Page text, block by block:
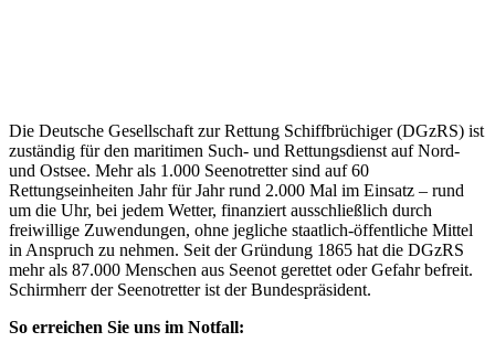
Die Deutsche Gesellschaft zur Rettung Schiffbrüchiger (DGzRS) ist
zuständig für den maritimen Such- und Rettungsdienst auf Nord-
und Ostsee. Mehr als 1.000 Seenotretter sind auf 60
Rettungseinheiten Jahr für Jahr rund 2.000 Mal im Einsatz – rund
um die Uhr, bei jedem Wetter, finanziert ausschließlich durch
freiwillige Zuwendungen, ohne jegliche staatlich-öffentliche Mittel
in Anspruch zu nehmen. Seit der Gründung 1865 hat die DGzRS
mehr als 87.000 Menschen aus Seenot gerettet oder Gefahr befreit.
Schirmherr der Seenotretter ist der Bundespräsident.
So erreichen Sie uns im Notfall: